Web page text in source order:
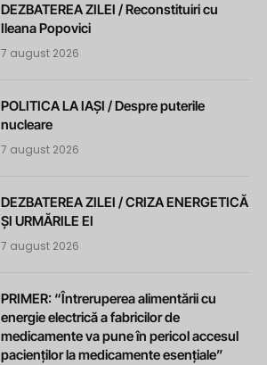
DEZBATEREA ZILEI / Reconstituiri cu
Ileana Popovici
7 august 2026
POLITICA LA IAȘI / Despre puterile
nucleare
7 august 2026
DEZBATEREA ZILEI / CRIZA ENERGETICĂ
ȘI URMĂRILE EI
7 august 2026
PRIMER: “Întreruperea alimentării cu
energie electrică a fabricilor de
medicamente va pune în pericol accesul
pacienților la medicamente esențiale”